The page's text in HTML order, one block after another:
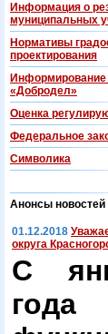
Информация о
муниципальных
Нормативы
проектирования
Информирование
«Добродел»
Оценка
Федеральнoe
Символика
Анонсы новостей
01.12.2018
округа
С
года